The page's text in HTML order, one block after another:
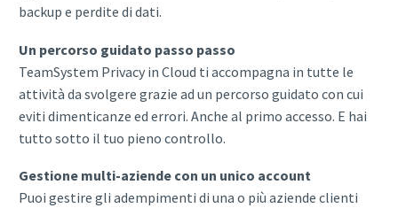
backup e perdite di dati.
Un percorso guidato passo passo
TeamSystem Privacy in Cloud ti accompagna in tutte le
attività da svolgere grazie ad un percorso guidato con cui
eviti dimenticanze ed errori. Anche al primo accesso. E hai
tutto sotto il tuo pieno controllo.
Gestione multi-aziende con un unico account
Puoi gestire gli adempimenti di una o più aziende clienti